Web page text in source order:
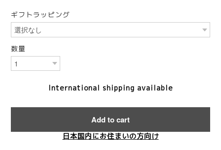
ギフトラッピング
数量
International shipping available
Add to cart
日本国内にお住まいの方向け